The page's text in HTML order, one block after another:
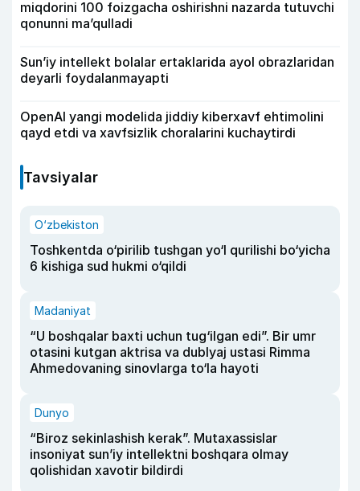
miqdorini 100 foizgacha oshirishni nazarda tutuvchi
qonunni ma’qulladi
Sun’iy intellekt bolalar ertaklarida ayol obrazlaridan
deyarli foydalanmayapti
OpenAI yangi modelida jiddiy kiberxavf ehtimolini
qayd etdi va xavfsizlik choralarini kuchaytirdi
Tavsiyalar
O‘zbekiston
Toshkentda o‘pirilib tushgan yo‘l qurilishi bo‘yicha
6 kishiga sud hukmi o‘qildi
Madaniyat
“U boshqalar baxti uchun tug‘ilgan edi”. Bir umr
otasini kutgan aktrisa va dublyaj ustasi Rimma
Ahmedovaning sinovlarga to‘la hayoti
Dunyo
“Biroz sekinlashish kerak”. Mutaxassislar
insoniyat sun’iy intellektni boshqara olmay
qolishidan xavotir bildirdi